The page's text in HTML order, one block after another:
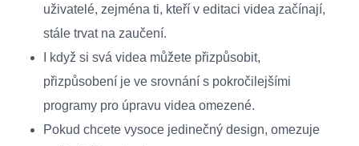
uživatelé, zejména ti, kteří v editaci videa začínají,
stále trvat na zaučení.
I když si svá videa můžete přizpůsobit,
přizpůsobení je ve srovnání s pokročilejšími
programy pro úpravu videa omezené.
Pokud chcete vysoce jedinečný design, omezuje